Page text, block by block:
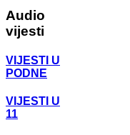
Audio
vijesti
VIJESTI U
PODNE
VIJESTI U
11